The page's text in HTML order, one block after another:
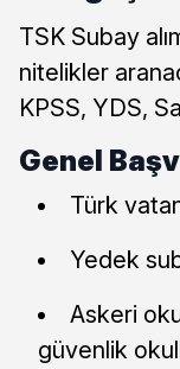
TSK Subay
nitelikler
KPSS, YDS,
Genel
Türk
Yedek
Askeri
güvenlik